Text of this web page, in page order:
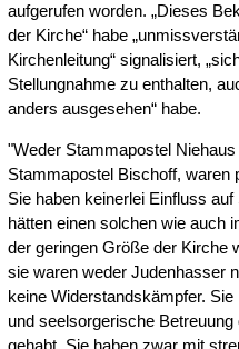
aufgerufen worden. „Dieses
der Kirche“ habe
Kirchenleitung“ signalisiert,
Stellungnahme zu enthalten,
anders ausgesehen“ habe.
"Weder Stammapostel
Stammapostel Bischoff, waren
Sie haben keinerlei Einfluss
hätten einen solchen wie auch
der geringen Größe der Kirche
sie waren weder Judenhasser
keine Widerstandskämpfer.
und seelsorgerische